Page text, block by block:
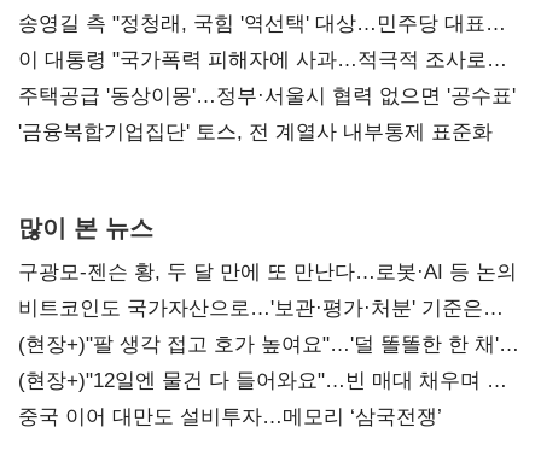
리모델링' 제안
송영길 측 "정청래, 국힘 '역선택' 대상…민주당 대표로
총선 지휘 못해"
이 대통령 "국가폭력 피해자에 사과…적극적 조사로
진실 밝혀야"
주택공급 '동상이몽'…정부·서울시 협력 없으면 '공수표'
'금융복합기업집단' 토스, 전 계열사 내부통제 표준화
많이 본 뉴스
구광모-젠슨 황, 두 달 만에 또 만난다…로봇·AI 등 논의
비트코인도 국가자산으로…'보관·평가·처분' 기준은
숙제
(현장+)"팔 생각 접고 호가 높여요"…'덜 똘똘한 한 채'
20억 키맞추기
(현장+)"12일엔 물건 다 들어와요"…빈 매대 채우며 문
연 홈플러스
중국 이어 대만도 설비투자…메모리 ‘삼국전쟁’